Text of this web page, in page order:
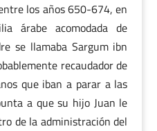
los años 650-674, en
árabe acomodada de
se llamaba Sargum ibn
recaudador de
que iban a parar a las
a que su hijo Juan le
de la administración del